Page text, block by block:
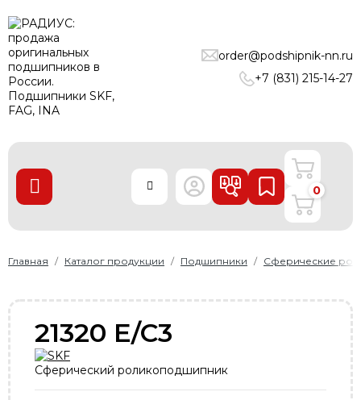
order@podshipnik-nn.ru
+7 (831) 215-14-27
ПОДШИПНИКИ
ЛИНЕЙНЫЕ ТЕХНОЛОГИИ
РЕМНИ
О нас
Доставка и оплата
+7 (831) 215-14-27
order@podshipnik-nn.ru
0
Главная Каталог продукции Подшипники Сферические
21320 E/C3
Сферический роликоподшипник